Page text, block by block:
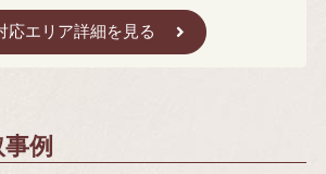
応エリア詳細を見る
例